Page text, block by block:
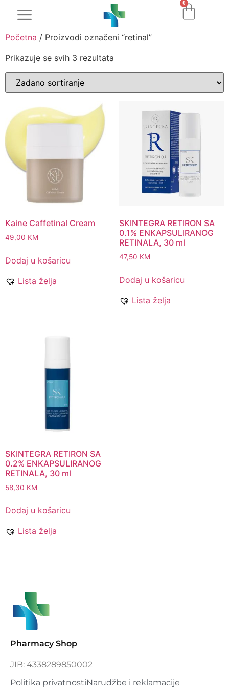
0
Početna / Proizvodi označeni “retinal”
Prikazuje se svih 3 rezultata
Kaine Caffetinal Cream
49,00 KM
Dodaj u košaricu
Lista želja
SKINTEGRA RETIRON SA
0.1% ENKAPSULIRANOG
RETINALA, 30 ml
47,50 KM
Dodaj u košaricu
Lista želja
SKINTEGRA RETIRON SA
0.2% ENKAPSULIRANOG
RETINALA, 30 ml
58,30 KM
Dodaj u košaricu
Lista želja
Pharmacy Shop
JIB: 4338289850002
Politika privatnostiNarudžbe i reklamacije